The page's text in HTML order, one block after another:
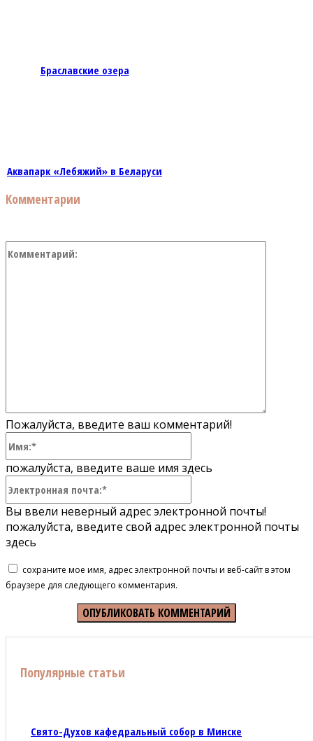
Браславские озера
Аквапарк «Лебяжий» в Беларуси
Комментарии
Пожалуйста, введите ваш комментарий!
пожалуйста, введите ваше имя здесь
Вы ввели неверный адрес электронной почты!
пожалуйста, введите свой адрес электронной почты
здесь
сохраните мое имя, адрес электронной почты и веб-сайт в этом
браузере для следующего комментария.
Популярные статьи
Свято-Духов кафедральный собор в Минске